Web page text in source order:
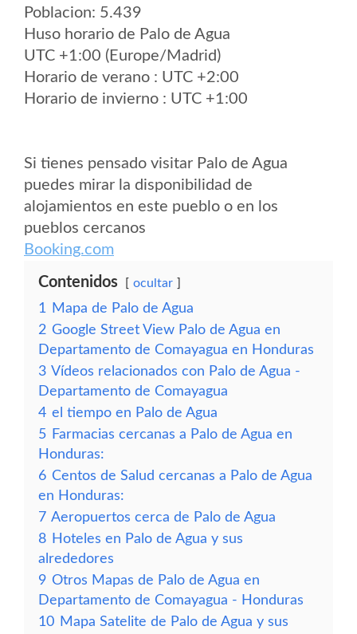
Poblacion: 5.439
Huso horario de Palo de Agua
UTC +1:00 (Europe/Madrid)
Horario de verano : UTC +2:00
Horario de invierno : UTC +1:00
Si tienes pensado visitar Palo de Agua
puedes mirar la disponibilidad de
alojamientos en este pueblo o en los
pueblos cercanos
Booking.com
Contenidos ocultar
1
Mapa de Palo de Agua
2 Google Street View Palo de Agua en
Departamento de Comayagua en Honduras
3 Vídeos relacionados con Palo de Agua -
Departamento de Comayagua
4 el tiempo en Palo de Agua
5 Farmacias cercanas a Palo de Agua en
Honduras:
6 Centos de Salud cercanas a Palo de Agua
en Honduras:
7 Aeropuertos cerca de Palo de Agua
8 Hoteles en Palo de Agua y sus
alrededores
9 Otros Mapas de Palo de Agua en
Departamento de Comayagua - Honduras
10 Mapa Satelite de Palo de Agua y sus